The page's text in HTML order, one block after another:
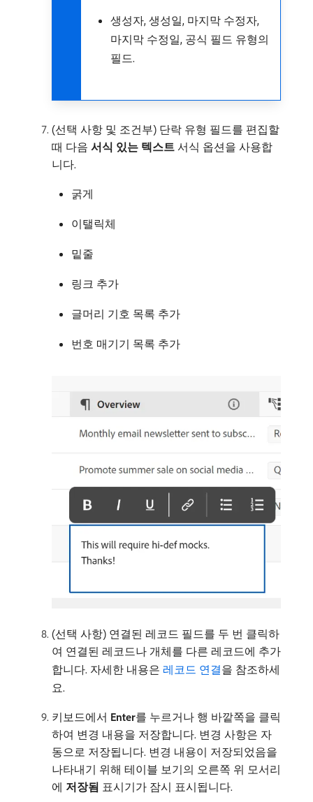
생성자, 생성일, 마지막 수정자,
마지막 수정일, 공식 필드 유형의
필드.
(선택 사항 및 조건부) 단락 유형 필드를 편집할
때 다음 서식 있는 텍스트 서식 옵션을 사용합
니다.
굵게
이탤릭체
밑줄
링크 추가
글머리 기호 목록 추가
번호 매기기 목록 추가
(선택 사항) 연결된 레코드 필드를 두 번 클릭하
여 연결된 레코드나 개체를 다른 레코드에 추가
합니다. 자세한 내용은 레코드 연결을 참조하세
요.
키보드에서 Enter​를 누르거나 행 바깥쪽을 클릭
하여 변경 내용을 저장합니다. 변경 사항은 자
동으로 저장됩니다. 변경 내용이 저장되었음을
나타내기 위해 테이블 보기의 오른쪽 위 모서리
에 저장됨 표시기가 잠시 표시됩니다.